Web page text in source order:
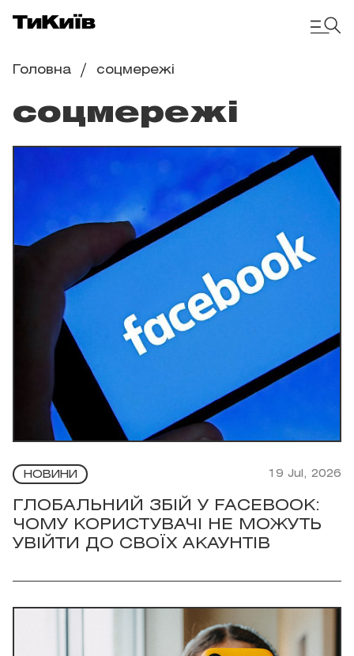
Головна соцмережі
соцмережі
НОВИНИ 19 Jul, 2026
ГЛОБАЛЬНИЙ ЗБІЙ У FACEBOOK:
ЧОМУ КОРИСТУВАЧІ НЕ МОЖУТЬ
УВІЙТИ ДО СВОЇХ АКАУНТІВ